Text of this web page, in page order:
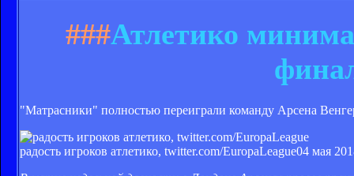
###Атлетико
"Матрасники" полностью переиграли команду Арсена
радость игроков атлетико, twitter.com/EuropaLeague04 мая